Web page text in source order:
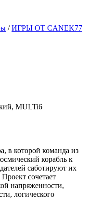
/ИГРЫ ОТ СANEK77
MULTi6
в которой команда из
корабль к
саботируют их
сочетает
напряженности,
логического